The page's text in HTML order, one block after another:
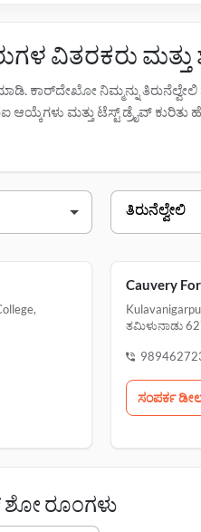
ವಿತರಕರು
ಕಾರ್‌ದೇಖೋ ನಿಮ್ಮನ್ನು
ಮತ್ತು ಟೆಸ್ಟ್ ಡ್ರೈವ್ ಕುರಿತು
no.
Cauvery
ತಮಿಳುನಾಡು
ಸಂಪರ್ಕ
ಶೋ ರೂಂಗಳು